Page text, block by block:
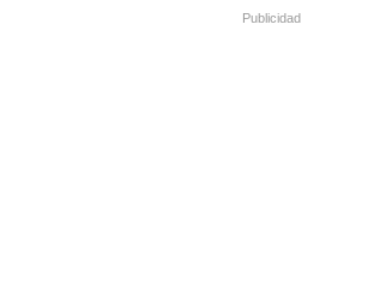
Publicidad